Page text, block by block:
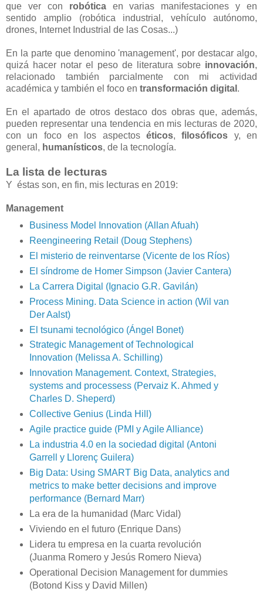
que ver con robóticaen varias manifestaciones y en
sentido amplio (robótica industrial, vehículo autónomo,
drones, Internet Industrial de las Cosas...)
En la parte que denomino 'management', por destacar algo,
quizá hacer notar el peso de literatura sobre innovación,
relacionado también parcialmente con mi actividad
académica y también el foco en transformación digital .
En el apartado de otros destaco dos obras que, además,
pueden representar una tendencia en mis lecturas de 2020,
con un foco en los aspectos éticos,filosóficos y, en
general, humanísticos, de la tecnología.
La lista de lecturas
Y éstas son, en fin, mis lecturas en 2019:
Management
Business Model Innovation (Allan Afuah)
Reengineering Retail (Doug Stephens)
El misterio de reinventarse (Vicente de los Ríos)
El síndrome de Homer Simpson (Javier Cantera)
La Carrera Digital (Ignacio G.R. Gavilán)
Process Mining. Data Science in action (Wil van
Der Aalst)
El tsunami tecnológico (Ángel Bonet)
Strategic Management of Technological
Innovation (Melissa A. Schilling)
Innovation Management. Context, Strategies,
systems and processess (Pervaiz K. Ahmed y
Charles D. Sheperd)
Collective Genius (Linda Hill)
Agile practice guide (PMI y Agile Alliance)
La industria 4.0 en la sociedad digital (Antoni
Garrell y Llorenç Guilera)
Big Data: Using SMART Big Data, analytics and
metrics to make better decisions and improve
performance (Bernard Marr)
La era de la humanidad (Marc Vidal)
Viviendo en el futuro (Enrique Dans)
Lidera tu empresa en la cuarta revolución
(Juanma Romero y Jesús Romero Nieva)
Operational Decision Management for dummies
(Botond Kiss y David Millen)